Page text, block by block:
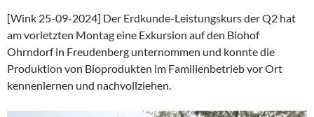
[Wink 25-09-2024] Der Erdkunde-Leistungskurs der Q2 hat
am vorletzten Montag eine Exkursion auf den Biohof
Ohrndorf in Freudenberg unternommen und konnte die
Produktion von Bioprodukten im Familienbetrieb vor Ort
kennenlernen und nachvollziehen.